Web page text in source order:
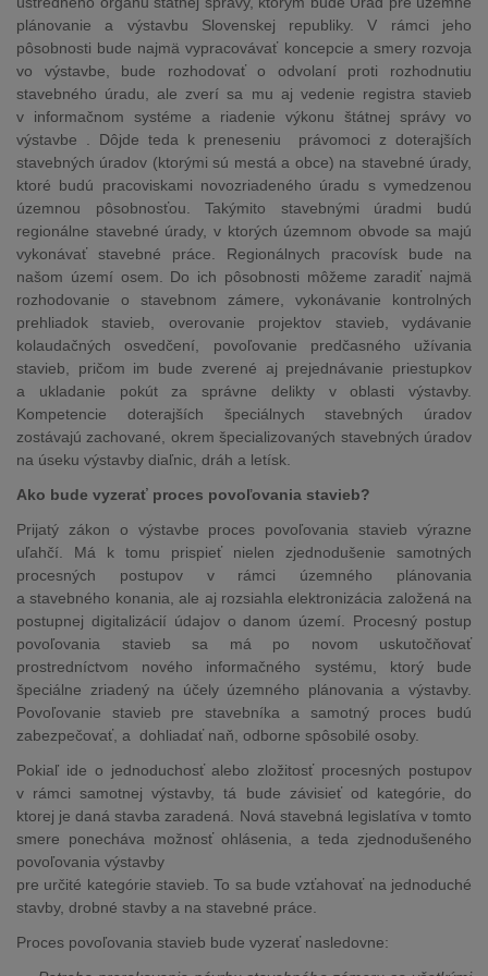
plánovanie a výstavbu Slovenskej republiky. V rámci jeho
pôsobnosti bude najmä vypracovávať koncepcie a smery rozvoja
vo výstavbe, bude rozhodovať o odvolaní proti rozhodnutiu
stavebného úradu, ale zverí sa mu aj vedenie registra stavieb
v informačnom systéme a riadenie výkonu štátnej správy vo
výstavbe . Dôjde teda k preneseniu právomoci z doterajších
stavebných úradov (ktorými sú mestá a obce) na stavebné úrady,
ktoré budú pracoviskami novozriadeného úradu s vymedzenou
územnou pôsobnosťou. Takýmito stavebnými úradmi budú
regionálne stavebné úrady, v ktorých územnom obvode sa majú
vykonávať stavebné práce. Regionálnych pracovísk bude na
našom území osem. Do ich pôsobnosti môžeme zaradiť najmä
rozhodovanie o stavebnom zámere, vykonávanie kontrolných
prehliadok stavieb, overovanie projektov stavieb, vydávanie
kolaudačných osvedčení, povoľovanie predčasného užívania
stavieb, pričom im bude zverené aj prejednávanie priestupkov
a ukladanie pokút za správne delikty v oblasti výstavby.
Kompetencie doterajších špeciálnych stavebných úradov
zostávajú zachované, okrem špecializovaných stavebných úradov
na úseku výstavby diaľnic, dráh a letísk.
Ako bude vyzerať proces povoľovania stavieb?
Prijatý zákon o výstavbe proces povoľovania stavieb výrazne
uľahčí. Má k tomu prispieť nielen zjednodušenie samotných
procesných postupov v rámci územného plánovania
a stavebného konania, ale aj rozsiahla elektronizácia založená na
postupnej digitalizácií údajov o danom území. Procesný postup
povoľovania stavieb sa má po novom uskutočňovať
prostredníctvom nového informačného systému, ktorý bude
špeciálne zriadený na účely územného plánovania a výstavby.
Povoľovanie stavieb pre stavebníka a samotný proces budú
zabezpečovať, a dohliadať naň, odborne spôsobilé osoby.
Pokiaľ ide o jednoduchosť alebo zložitosť procesných postupov
v rámci samotnej výstavby, tá bude závisieť od kategórie, do
ktorej je daná stavba zaradená. Nová stavebná legislatíva v tomto
smere ponecháva možnosť ohlásenia, a teda zjednodušeného
povoľovania výstavby
pre určité kategórie stavieb. To sa bude vzťahovať na jednoduché
stavby, drobné stavby a na stavebné práce.
Proces povoľovania stavieb bude vyzerať nasledovne: